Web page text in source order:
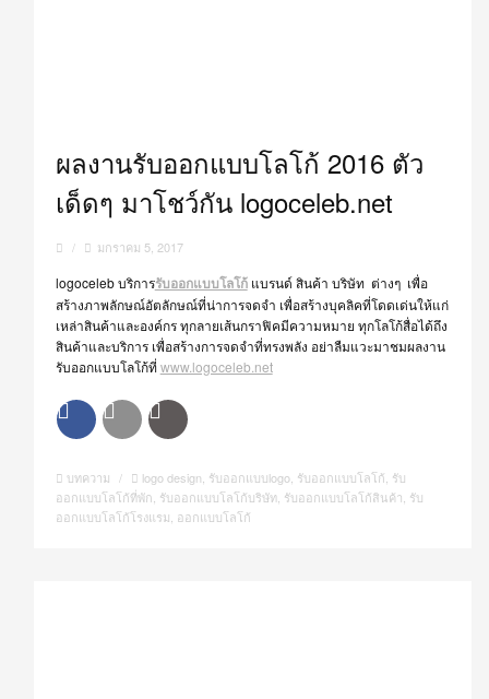
ผลงานรับออกแบบโลโก้ 2016 ตัว
เด็ดๆ มาโชว์กัน logoceleb.net
/ มกราคม 5, 2017
logoceleb บริการรับออกแบบโลโก้แบรนด์ สินค้า บริษัท ต่างๆ เพื่อ
สร้างภาพลักษณ์อัตลักษณ์ที่น่าการจดจำ เพื่อสร้างบุคลิคที่โดดเด่นให้แก่
เหล่าสินค้าและองค์กร ทุกลายเส้นกราฟิคมีความหมาย ทุกโลโก้สื่อได้ถึง
สินค้าและบริการ เพื่อสร้างการจดจำที่ทรงพลัง อย่าลืมแวะมาชมผลงาน
รับออกแบบโลโก้ที่www.logoceleb.net
บทความ / logo design, รับออกแบบlogo, รับออกแบบโลโก้, รับ
ออกแบบโลโก้ที่พัก, รับออกแบบโลโก้บริษัท, รับออกแบบโลโก้สินค้า, รับ
ออกแบบโลโก้โรงแรม, ออกแบบโลโก้